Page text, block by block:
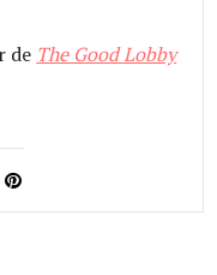
de The Good Lobby